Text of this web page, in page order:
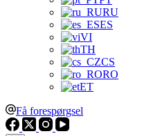
RU
ES
VI
TH
CS
RO
ET
Få forespørgsel